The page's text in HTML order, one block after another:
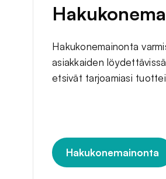
Hakukonemainonta
asiakkaiden
etsivät tarjoamiasi
Hakukonemainonta